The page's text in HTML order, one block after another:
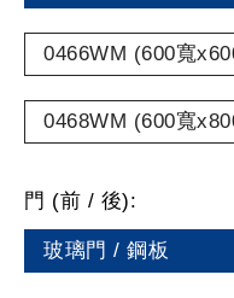
0466WM (600寬
0468WM (600寬
門 (前 / 後):
玻璃門 / 鋼板